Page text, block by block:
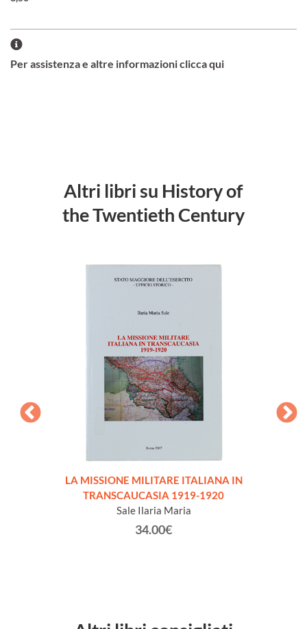
Per assistenza e altre informazioni clicca qui
Altri libri su History of
the Twentieth Century
LA MISSIONE MILITARE ITALIANA IN
TRANSCAUCASIA 1919-1920
Sale Ilaria Maria
34.00€